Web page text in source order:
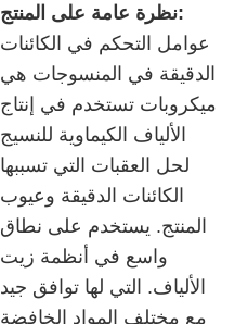
نظرة عامة على المنتج:
عوامل التحكم في الكائنات
الدقيقة في المنسوجات هي
ميكروبات تستخدم في إنتاج
الألياف الكيماوية للنسيج
لحل العقبات التي تسببها
الكائنات الدقيقة وعيوب
المنتج. يستخدم على نطاق
واسع في أنظمة زيت
الألياف. التي لها توافق جيد
مع مختلف المواد الخافضة